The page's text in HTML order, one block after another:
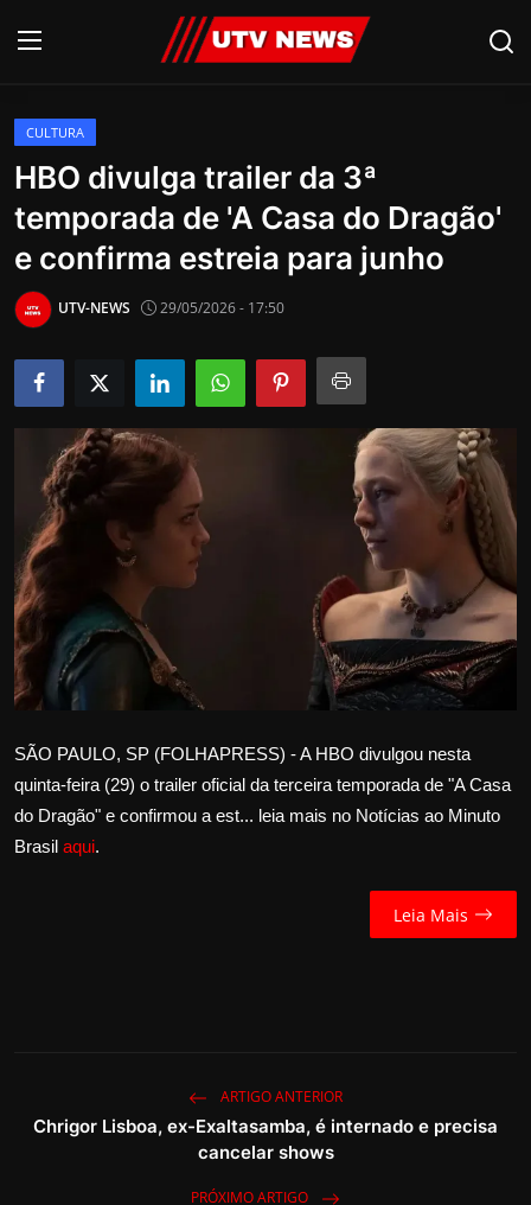
AO VIVO
PIRACICABA
CAMPINAS
LIMEIRA
ESPIRITO SANTO
Economia
Cultura
Internacional
APOIE
Educação
Política
Saúde
CULTURA
HBO divulga trailer da 3ª
temporada de 'A Casa do Dragão'
e confirma estreia para junho
UTV-NEWS 29/05/2026 - 17:50
SÃO PAULO, SP (FOLHAPRESS) - A HBO divulgou nesta
quinta-feira (29) o trailer oficial da terceira temporada de "A Casa
do Dragão" e confirmou a est... leia mais no Notícias ao Minuto
Brasil aqui.
Leia Mais
ARTIGO ANTERIOR
Chrigor Lisboa, ex-Exaltasamba, é internado e precisa
cancelar shows
PRÓXIMO ARTIGO